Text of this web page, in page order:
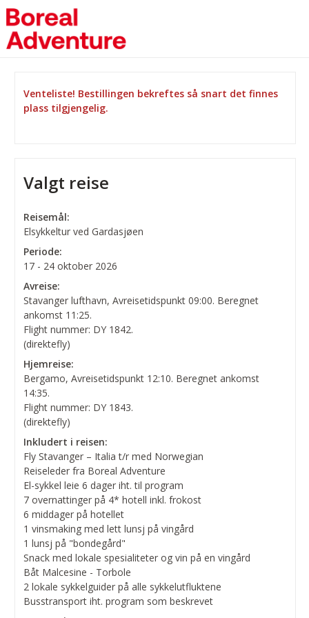
Venteliste! Bestillingen bekreftes så snart det finnes
plass tilgjengelig.
Valgt reise
Reisemål:
Elsykkeltur ved Gardasjøen
Periode:
17 - 24 oktober 2026
Avreise:
Stavanger lufthavn, Avreisetidspunkt 09:00. Beregnet
ankomst 11:25.
Flight nummer: DY 1842.
(direktefly)
Hjemreise:
Bergamo, Avreisetidspunkt 12:10. Beregnet ankomst
14:35.
Flight nummer: DY 1843.
(direktefly)
Inkludert i reisen:
Fly Stavanger – Italia t/r med Norwegian
Reiseleder fra Boreal Adventure
El-sykkel leie 6 dager iht. til program
7 overnattinger på 4* hotell inkl. frokost
6 middager på hotellet
1 vinsmaking med lett lunsj på vingård
1 lunsj på "bondegård"
Snack med lokale spesialiteter og vin på en vingård
Båt Malcesine - Torbole
2 lokale sykkelguider på alle sykkelutfluktene
Busstransport iht. program som beskrevet